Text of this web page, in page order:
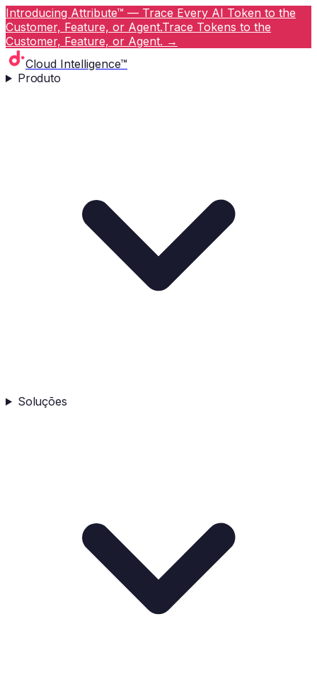
Introducing Attribute™ — Trace Every AI Token to the
Customer, Feature, or Agent.Trace Tokens to the
Customer, Feature, or Agent. →
Cloud Intelligence™
Produto
Soluções